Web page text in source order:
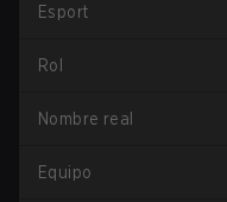
Esport
Rol
Nombre real
Equipo